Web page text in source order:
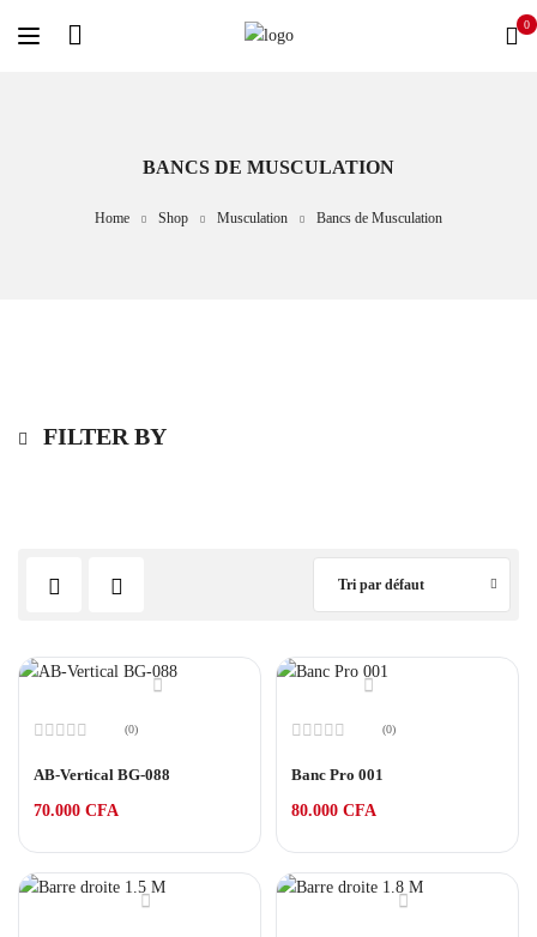
0
BANCS DE MUSCULATION
Home Shop Musculation Bancs de Musculation
FILTER BY
Tri par défaut
0
5
(0)
AB-Vertical BG-088
70.000 CFA
0
5
(0)
Banc Pro 001
80.000 CFA